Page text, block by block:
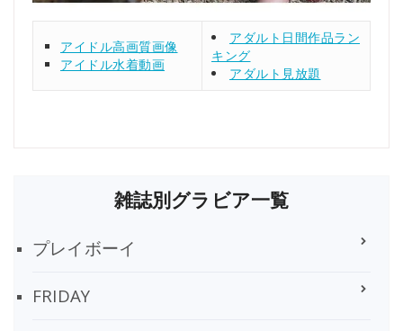
アイドル高画質画像
アイドル水着動画
アダルト日間作品ラン
キング
アダルト見放題
雑誌別グラビア一覧
プレイボーイ
FRIDAY